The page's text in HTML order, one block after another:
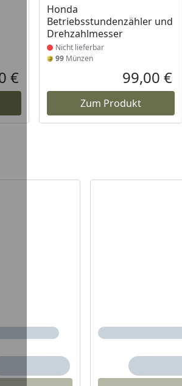
Aktueller Preis
€
Honda
Betriebsstundenzähler und
Drehzahlmesser
Produkt nicht lieferbar
Nicht lieferbar
99 Münzen
99,00 €
Zum Produkt